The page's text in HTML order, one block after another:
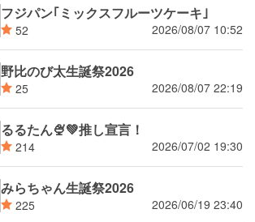
フジパン｢ミックスフルーツケーキ｣
52 2026/08/07 10:52
野比のび太生誕祭2026
25 2026/08/07 22:19
るるたん🍨‪💚推し宣言！
214 2026/07/02 19:30
みらちゃん生誕祭2026
225 2026/06/19 23:40